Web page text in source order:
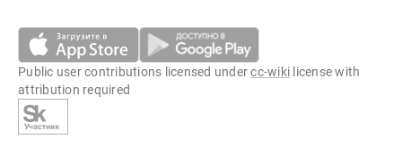
Public user contributions licensed undercc-wiki license with
attribution required